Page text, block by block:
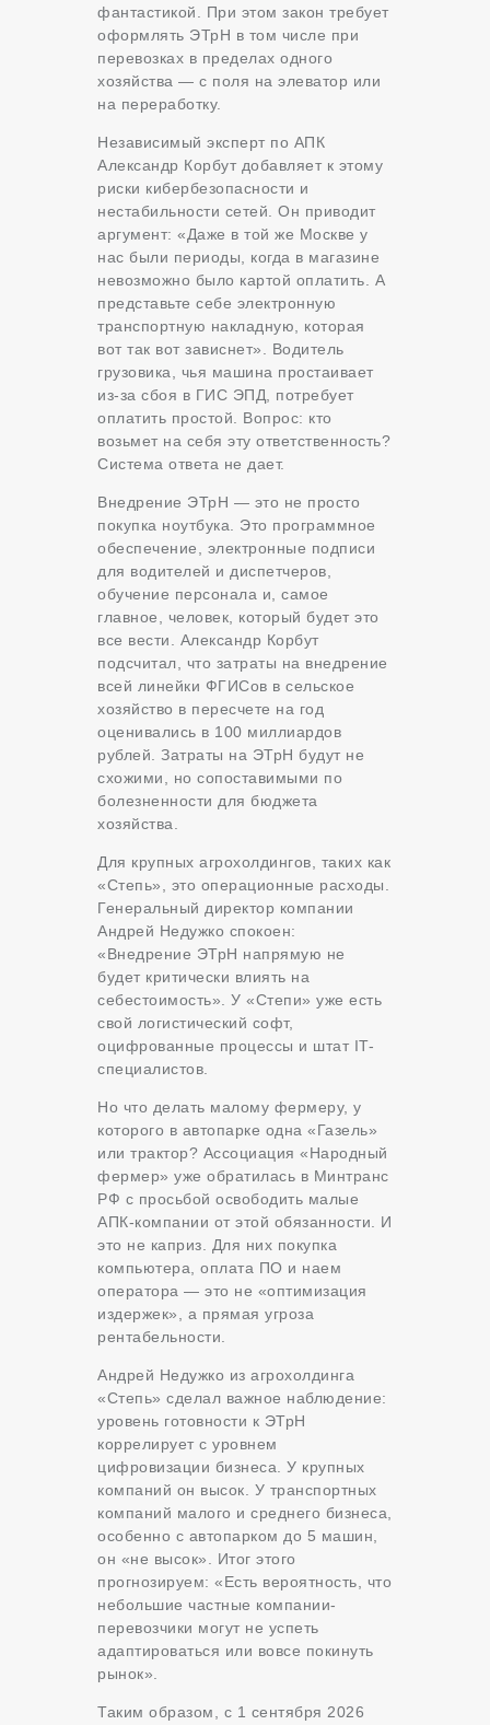
фантастикой. При этом закон требует
оформлять ЭТрН в том числе при
перевозках в пределах одного
хозяйства — с поля на элеватор или
на переработку.
Независимый эксперт по АПК
Александр Корбут добавляет к этому
риски кибербезопасности и
нестабильности сетей. Он приводит
аргумент: «Даже в той же Москве у
нас были периоды, когда в магазине
невозможно было картой оплатить. А
представьте себе электронную
транспортную накладную, которая
вот так вот зависнет». Водитель
грузовика, чья машина простаивает
из-за сбоя в ГИС ЭПД, потребует
оплатить простой. Вопрос: кто
возьмет на себя эту ответственность?
Система ответа не дает.
Внедрение ЭТрН — это не просто
покупка ноутбука. Это программное
обеспечение, электронные подписи
для водителей и диспетчеров,
обучение персонала и, самое
главное, человек, который будет это
все вести. Александр Корбут
подсчитал, что затраты на внедрение
всей линейки ФГИСов в сельское
хозяйство в пересчете на год
оценивались в 100 миллиардов
рублей. Затраты на ЭТрН будут не
схожими, но сопоставимыми по
болезненности для бюджета
хозяйства.
Для крупных агрохолдингов, таких как
«Степь», это операционные расходы.
Генеральный директор компании
Андрей Недужко спокоен:
«Внедрение ЭТрН напрямую не
будет критически влиять на
себестоимость». У «Степи» уже есть
свой логистический софт,
оцифрованные процессы и штат IT-
специалистов.
Но что делать малому фермеру, у
которого в автопарке одна «Газель»
или трактор? Ассоциация «Народный
фермер» уже обратилась в Минтранс
РФ с просьбой освободить малые
АПК-компании от этой обязанности. И
это не каприз. Для них покупка
компьютера, оплата ПО и наем
оператора — это не «оптимизация
издержек», а прямая угроза
рентабельности.
Андрей Недужко из агрохолдинга
«Степь» сделал важное наблюдение:
уровень готовности к ЭТрН
коррелирует с уровнем
цифровизации бизнеса. У крупных
компаний он высок. У транспортных
компаний малого и среднего бизнеса,
особенно с автопарком до 5 машин,
он «не высок». Итог этого
прогнозируем: «Есть вероятность, что
небольшие частные компании-
перевозчики могут не успеть
адаптироваться или вовсе покинуть
рынок».
Таким образом, с 1 сентября 2026